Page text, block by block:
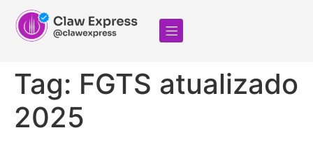
Tag: FGTS atualizado
2025